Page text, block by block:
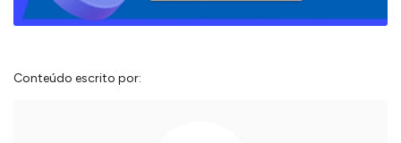
Conteúdo escrito por: